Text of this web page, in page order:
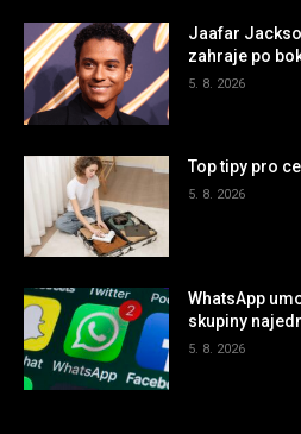
Jaafar
zahraje po
5. 8. 2026
Top tipy pro
5. 8. 2026
WhatsApp
skupiny
5. 8. 2026